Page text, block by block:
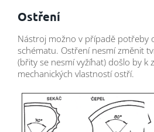
Ostření
Nástroj možno v případě potřeby
schématu. Ostření nesmí změnit
(břity se nesmí vyžíhat) došlo by k
mechanických vlastností ostří.